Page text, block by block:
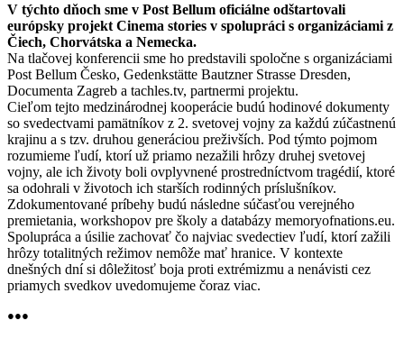
V týchto dňoch sme v Post Bellum oficiálne odštartovali
európsky projekt Cinema stories v spolupráci s organizáciami z
Čiech, Chorvátska a Nemecka.
Na tlačovej konferencii sme ho predstavili spoločne s organizáciami
Post Bellum Česko, Gedenkstätte Bautzner Strasse Dresden,
Documenta Zagreb a tachles.tv, partnermi projektu.
Cieľom tejto medzinárodnej kooperácie budú hodinové dokumenty
so svedectvami pamätníkov z 2. svetovej vojny za každú zúčastnenú
krajinu a s tzv. druhou generáciou preživších. Pod týmto pojmom
rozumieme ľudí, ktorí už priamo nezažili hrôzy druhej svetovej
vojny, ale ich životy boli ovplyvnené prostredníctvom tragédií, ktoré
sa odohrali v životoch ich starších rodinných príslušníkov.
Zdokumentované príbehy budú následne súčasťou verejného
premietania, workshopov pre školy a databázy memoryofnations.eu.
Spolupráca a úsilie zachovať čo najviac svedectiev ľudí, ktorí zažili
hrôzy totalitných režimov nemôže mať hranice. V kontexte
dnešných dní si dôležitosť boja proti extrémizmu a nenávisti cez
priamych svedkov uvedomujeme čoraz viac.
●●●